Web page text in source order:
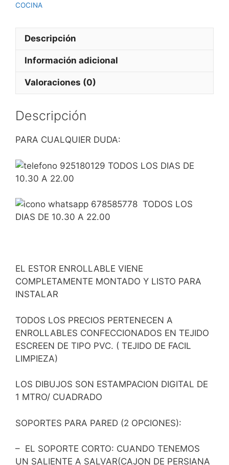
COCINA
Descripción
Información adicional
Valoraciones (0)
Descripción
PARA CUALQUIER DUDA:
925180129 TODOS LOS DIAS DE
10.30 A 22.00
678585778 TODOS LOS
DIAS DE 10.30 A 22.00
EL ESTOR ENROLLABLE VIENE
COMPLETAMENTE MONTADO Y LISTO PARA
INSTALAR
TODOS LOS PRECIOS PERTENECEN A
ENROLLABLES CONFECCIONADOS EN TEJIDO
ESCREEN DE TIPO PVC. ( TEJIDO DE FACIL
LIMPIEZA)
LOS DIBUJOS SON ESTAMPACION DIGITAL DE
1 MTRO/ CUADRADO
SOPORTES PARA PARED (2 OPCIONES):
– EL SOPORTE CORTO: CUANDO TENEMOS
UN SALIENTE A SALVAR(CAJON DE PERSIANA